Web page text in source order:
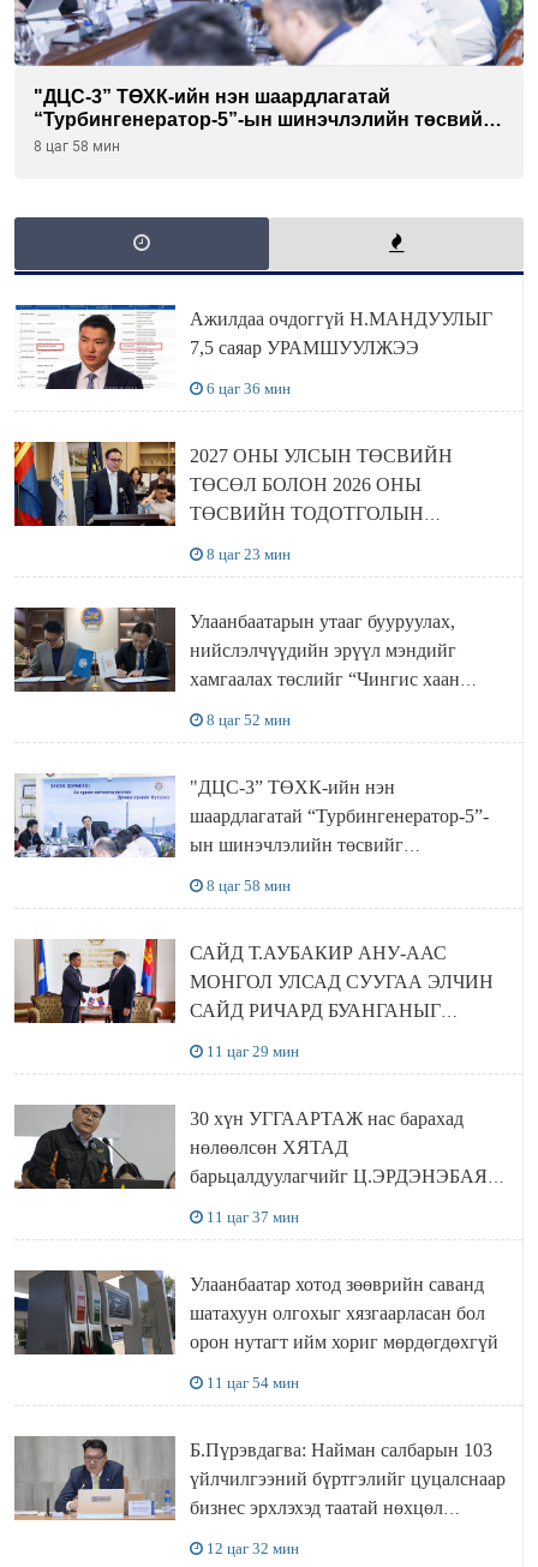
"ДЦС-3” ТӨХК-ийн нэн шаардлагатай
“Турбингенератор-5”-ын шинэчлэлийн төсвийг
шийдвэрлэхээр болов
8 цаг 58 мин
Ажилдаа очдоггүй Н.МАНДУУЛЫГ
7,5 саяар УРАМШУУЛЖЭЭ
6 цаг 36 мин
2027 ОНЫ УЛСЫН ТӨСВИЙН
ТӨСӨЛ БОЛОН 2026 ОНЫ
ТӨСВИЙН ТОДОТГОЛЫН
8 цаг 23 мин
Улаанбаатарын утааг бууруулах,
нийслэлчүүдийн эрүүл мэндийг
хамгаалах төслийг “Чингис хаан
8 цаг 52 мин
"ДЦС-3” ТӨХК-ийн нэн
шаардлагатай “Турбингенератор-5”-
ын шинэчлэлийн төсвийг
8 цаг 58 мин
САЙД Т.АУБАКИР АНУ-ААС
МОНГОЛ УЛСАД СУУГАА ЭЛЧИН
САЙД РИЧАРД БУАНГАНЫГ
11 цаг 29 мин
30 хүн УГГААРТАЖ нас барахад
нөлөөлсөн ХЯТАД
барьцалдуулагчийг Ц.ЭРДЭНЭБАЯР
11 цаг 37 мин
Улаанбаатар хотод зөөврийн саванд
шатахуун олгохыг хязгаарласан бол
орон нутагт ийм хориг мөрдөгдөхгүй
11 цаг 54 мин
Б.Пүрэвдагва: Найман салбарын 103
үйлчилгээний бүртгэлийг цуцалснаар
бизнес эрхлэхэд таатай нөхцөл
12 цаг 32 мин